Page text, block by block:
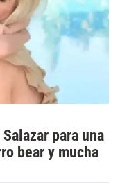
para una
bear y mucha